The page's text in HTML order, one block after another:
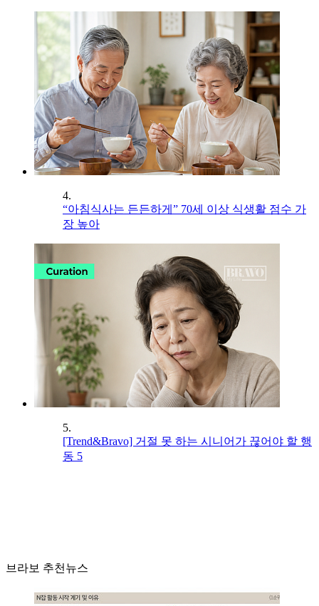
4.
“아침식사는 든든하게” 70세 이상 식생활 점수 가
장 높아
5.
[Trend&Bravo] 거절 못 하는 시니어가 끊어야 할 행
동 5
브라보 추천뉴스